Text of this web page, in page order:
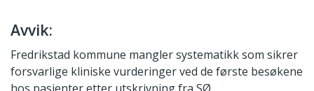
Avvik:
Fredrikstad kommune mangler systematikk som sikrer
forsvarlige kliniske vurderinger ved de første besøkene